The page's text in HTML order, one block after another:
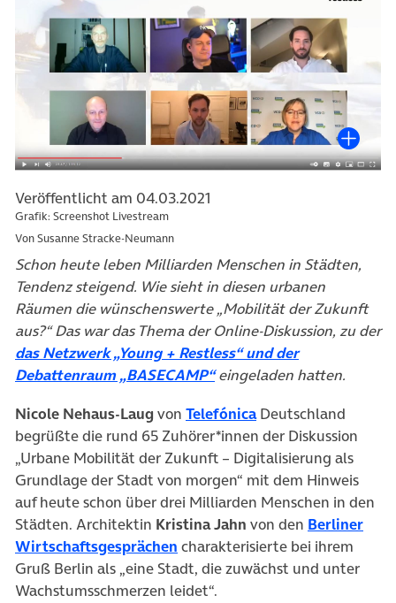
Veröffentlicht am 04.03.2021
Grafik: Screenshot Livestream
Von Susanne Stracke-Neumann
Schon heute leben Milliarden Menschen in Städten,
Tendenz steigend. Wie sieht in diesen urbanen
Räumen die wünschenswerte „Mobilität der Zukunft
aus?“ Das war das Thema der Online-Diskussion, zu der
das Netzwerk „Young + Restless“ und der
Debattenraum „BASECAMP“eingeladen hatten.
Nicole Nehaus-Laug von TelefónicaDeutschland
begrüßte die rund 65 Zuhörer*innen der Diskussion
„Urbane Mobilität der Zukunft – Digitalisierung als
Grundlage der Stadt von morgen“ mit dem Hinweis
auf heute schon über drei Milliarden Menschen in den
Städten. Architektin Kristina Jahn von den Berliner
Wirtschaftsgesprächen charakterisierte bei ihrem
Gruß Berlin als „eine Stadt, die zuwächst und unter
Wachstumsschmerzen leidet“.